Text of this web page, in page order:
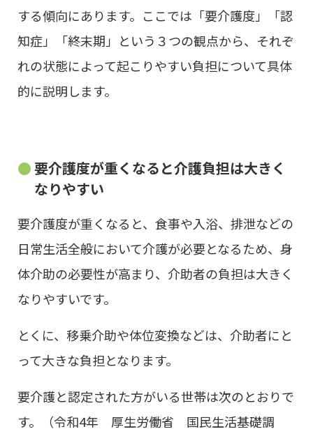
する傾向にあります。ここでは「要介護度」「認
知症」「終末期」という３つの観点から、それぞ
れの状態によって起こりやすい負担について具体
的に説明します。
要介護度が重くなると介護負担は大きく
なりやすい
要介護度が重くなると、食事や入浴、排泄などの
日常生活全般において介護が必要となるため、身
体介助の必要性が高まり、介助者の負担は大きく
なりやすいです。
とくに、移乗介助や体位変換などは、介助者にと
って大きな負担となります。
要介護と認定された方がいる世帯は次のとおりで
す。（令和4年 厚生労働省 国民生活基礎調